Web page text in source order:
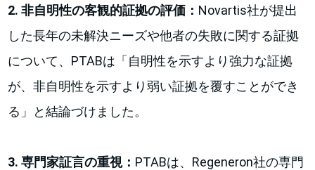
2. 非自明性の客観的証拠の評価： Novartis社が提出
した長年の未解決ニーズや他者の失敗に関する証拠
について、PTABは「自明性を示すより強力な証拠
が、非自明性を示すより弱い証拠を覆すことができ
る」と結論づけました。
3. 専門家証言の重視： PTABは、Regeneron社の専門